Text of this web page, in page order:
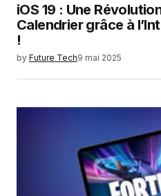
iOS 19 : Une
Calendrier grâce à
!
by Future Tech9 mai 2025